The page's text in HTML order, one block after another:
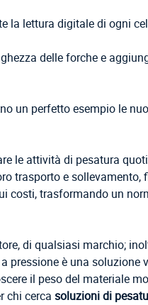
la lettura digitale di ogni
delle forche e
un perfetto esempio le
le attività di pesatura
trasporto e sollevamento,
costi, trasformando un
di qualsiasi marchio;
pressione è una soluzione
il peso del materiale
chi cerca soluzioni di